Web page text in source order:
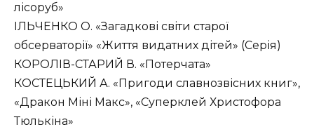
лісоруб»
ІЛЬЧЕНКО О. «Загадкові світи старої
обсерваторії» «Життя видатних дітей» (Серія)
КОРОЛІВ-СТАРИЙ В. «Потерчата»
КОСТЕЦЬКИЙ А. «Пригоди славнозвісних книг»,
«Дракон Міні Макс», «Суперклей Христофора
Тюлькіна»